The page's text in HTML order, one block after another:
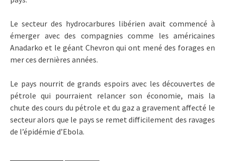
Le secteur des hydrocarbures libérien avait commencé à
émerger avec des compagnies comme les américaines
Anadarko et le géant Chevron qui ont mené des forages en
mer ces dernières années.
Le pays nourrit de grands espoirs avec les découvertes de
pétrole qui pourraient relancer son économie, mais la
chute des cours du pétrole et du gaz a gravement affecté le
secteur alors que le pays se remet difficilement des ravages
de l’épidémie d’Ebola.